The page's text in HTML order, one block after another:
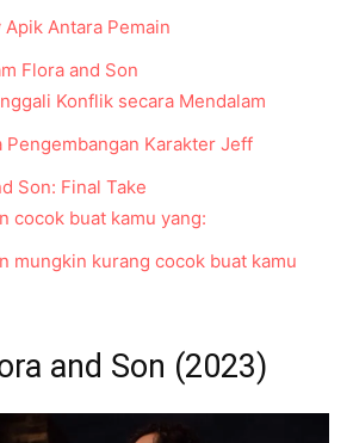
Antara Pemain
Flora and Son
Konflik secara Mendalam
Pengembangan Karakter Jeff
Son: Final Take
cocok buat kamu yang:
mungkin kurang cocok buat kamu
and Son (2023)